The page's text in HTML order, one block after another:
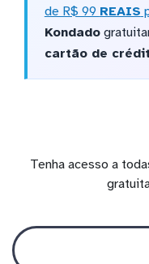
de R$ 99 REAIS
Kondado
cartão de
Tenha acesso a